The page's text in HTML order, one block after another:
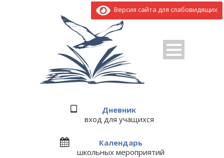
Дневник
вход для учащихся
Календарь
школьных мероприятий
Версия сайта для слабовидящих